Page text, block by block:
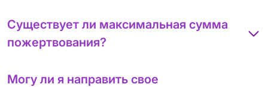
Существует ли максимальная сумма
пожертвования?
Могу ли я направить свое